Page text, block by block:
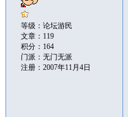
等级：论坛游民
文章：119
积分：164
门派：无门无派
注册：2007年11月4日